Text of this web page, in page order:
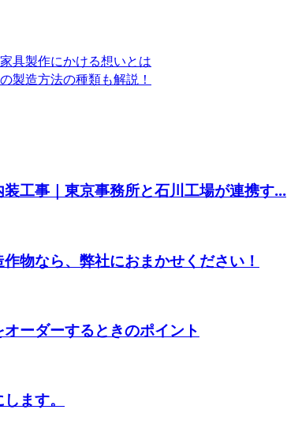
具製作にかける想いとは
製造方法の種類も解説！
工事｜東京事務所と石川工場が連携す...
物なら、弊社におまかせください！
ーダーするときのポイント
ます。